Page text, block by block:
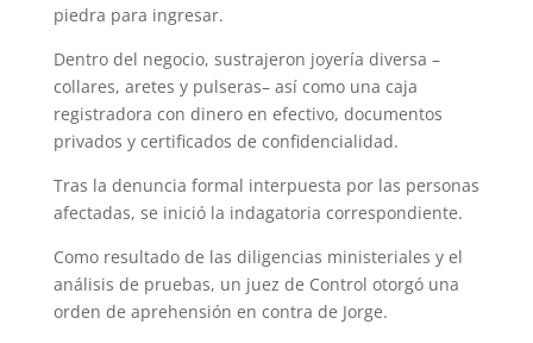
piedra para ingresar.
Dentro del negocio, sustrajeron joyería diversa –
collares, aretes y pulseras– así como una caja
registradora con dinero en efectivo, documentos
privados y certificados de confidencialidad.
Tras la denuncia formal interpuesta por las personas
afectadas, se inició la indagatoria correspondiente.
Como resultado de las diligencias ministeriales y el
análisis de pruebas, un juez de Control otorgó una
orden de aprehensión en contra de Jorge.